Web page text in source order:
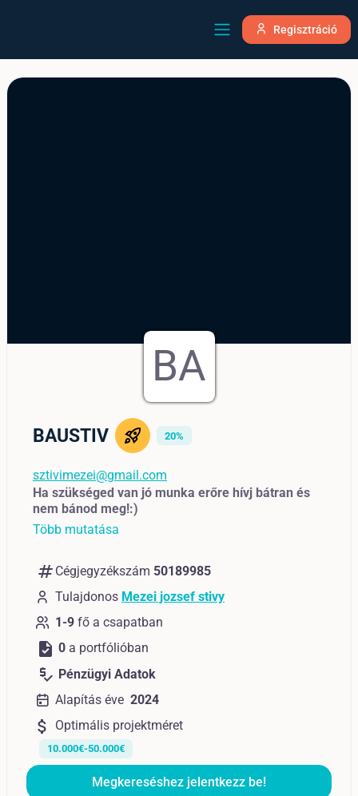
Regisztráció
BA
BAUSTIV 20%
sztivimezei@gmail.com
Ha szükséged van jó munka erőre hívj bátran és
nem bánod meg!:)
Több mutatása
numbers Cégjegyzékszám 50189985
Tulajdonos Mezei jozsef stivy
1-9 fő a csapatban
task 0 a portfólióban
price_check Pénzügyi Adatok
Alapítás éve 2024
attach_money Optimális projektméret
10.000€-50.000€
Megkereséshez jelentkezz be!